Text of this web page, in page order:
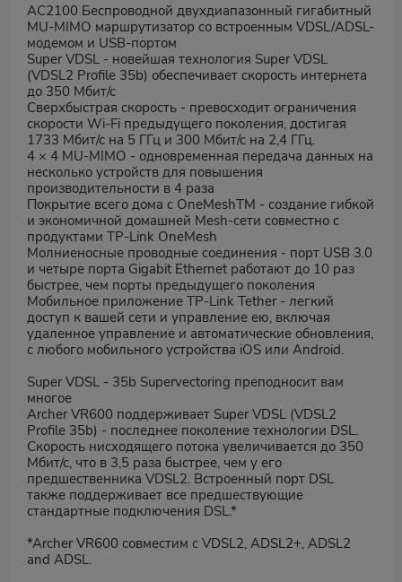
AC2100 Беспроводной двухдиапазонный гигабитный
MU-MIMO маршрутизатор со встроенным VDSL/ADSL-
модемом и USB-портом
Super VDSL - новейшая технология Super VDSL
(VDSL2 Profile 35b) обеспечивает скорость интернета
до 350 Мбит/с
Сверхбыстрая скорость - превосходит ограничения
скорости Wi-Fi предыдущего поколения, достигая
1733 Мбит/с на 5 ГГц и 300 Мбит/с на 2,4 ГГц.
4 × 4 MU-MIMO - одновременная передача данных на
несколько устройств для повышения
производительности в 4 раза
Покрытие всего дома с OneMeshTM - создание гибкой
и экономичной домашней Mesh-сети совместно с
продуктами TP-Link OneMesh
Молниеносные проводные соединения - порт USB 3.0
и четыре порта Gigabit Ethernet работают до 10 раз
быстрее, чем порты предыдущего поколения
Мобильное приложение TP-Link Tether - легкий
доступ к вашей сети и управление ею, включая
удаленное управление и автоматические обновления,
с любого мобильного устройства iOS или Android.
Super VDSL - 35b Supervectoring преподносит вам
многое
Archer VR600 поддерживает Super VDSL (VDSL2
Profile 35b) - последнее поколение технологии DSL.
Скорость нисходящего потока увеличивается до 350
Мбит/с, что в 3,5 раза быстрее, чем у его
предшественника VDSL2. Встроенный порт DSL
также поддерживает все предшествующие
стандартные подключения DSL.*
*Archer VR600 совместим с VDSL2, ADSL2+, ADSL2
and ADSL.